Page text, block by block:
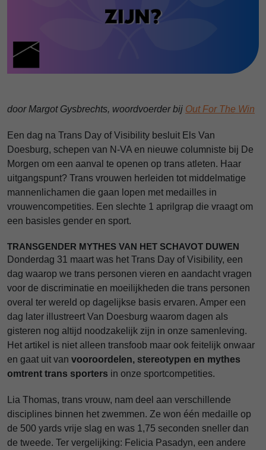
door Margot Gysbrechts, woordvoerder bij Out For The Win
Een dag na Trans Day of Visibility besluit Els Van
Doesburg, schepen van N-VA en nieuwe columniste bij De
Morgen om een aanval te openen op trans atleten. Haar
uitgangspunt? Trans vrouwen herleiden tot middelmatige
mannenlichamen die gaan lopen met medailles in
vrouwencompetities. Een slechte 1 aprilgrap die vraagt om
een basisles gender en sport.
TRANSGENDER MYTHES VAN HET SCHAVOT DUWEN
Donderdag 31 maart was het Trans Day of Visibility, een
dag waarop we trans personen vieren en aandacht vragen
voor de discriminatie en moeilijkheden die trans personen
overal ter wereld op dagelijkse basis ervaren. Amper een
dag later illustreert Van Doesburg waarom dagen als
gisteren nog altijd noodzakelijk zijn in onze samenleving.
Het artikel is niet alleen transfoob maar ook feitelijk onwaar
en gaat uit van vooroordelen, stereotypen en mythes
omtrent trans sporters in onze sportcompetities.
Lia Thomas, trans vrouw, nam deel aan verschillende
disciplines binnen het zwemmen. Ze won één medaille op
de 500 yards vrije slag en was 1,75 seconden sneller dan
de tweede. Ter vergelijking: Felicia Pasadyn, een andere